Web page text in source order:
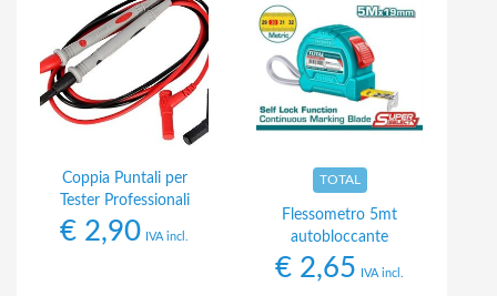
Coppia Puntali per
Tester Professionali
€ 2,90 IVA incl.
TOTAL
Flessometro 5mt
autobloccante
€ 2,65 IVA incl.